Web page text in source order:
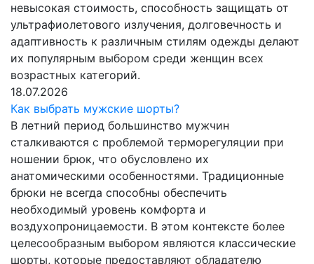
невысокая стоимость, способность защищать от
ультрафиолетового излучения, долговечность и
адаптивность к различным стилям одежды делают
их популярным выбором среди женщин всех
возрастных категорий.
18.07.2026
Как выбрать мужские шорты?
В летний период большинство мужчин
сталкиваются с проблемой терморегуляции при
ношении брюк, что обусловлено их
анатомическими особенностями. Традиционные
брюки не всегда способны обеспечить
необходимый уровень комфорта и
воздухопроницаемости. В этом контексте более
целесообразным выбором являются классические
шорты, которые предоставляют обладателю